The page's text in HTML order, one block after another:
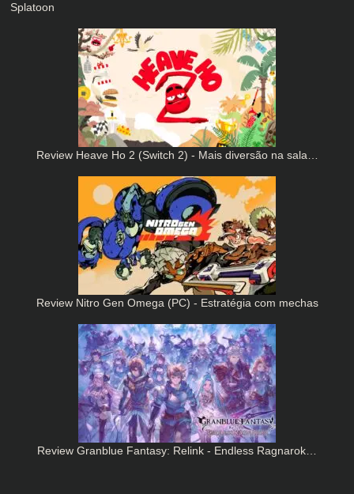
Splatoon
Review Heave Ho 2 (Switch 2) - Mais diversão na sala…
Review Nitro Gen Omega (PC) - Estratégia com mechas
Review Granblue Fantasy: Relink - Endless Ragnarok…